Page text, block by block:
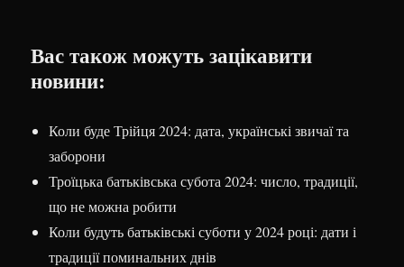
Вас також можуть зацікавити
новини:
Коли буде Трійця 2024: дата, українські звичаї та
заборони
Троїцька батьківська субота 2024: число, традиції,
що не можна робити
Коли будуть батьківські суботи у 2024 році: дати і
традиції поминальних днів